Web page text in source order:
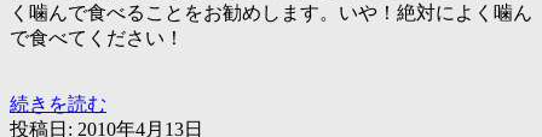
く噛んで食べることをお勧めします。いや！絶対によく噛ん
で食べてください！
続きを読む
豆
投稿日: 2010年4月13日